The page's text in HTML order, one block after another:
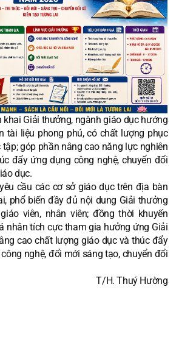
khai Giải thưởng, ngành giáo dục hướng
tài liệu phong phú, có chất lượng phục
góp phần nâng cao năng lực nghiên
đẩy ứng dụng công nghệ, chuyển đổi
dục.
cầu các cơ sở giáo dục trên địa bàn
phổ biến đầy đủ nội dung Giải thưởng
viên, nhân viên; đồng thời khuyến
nhân tích cực tham gia hưởng ứng Giải
cao chất lượng giáo dục và thúc đẩy
nghệ, đổi mới sáng tạo, chuyển đổi
T/H. Thuý Hường